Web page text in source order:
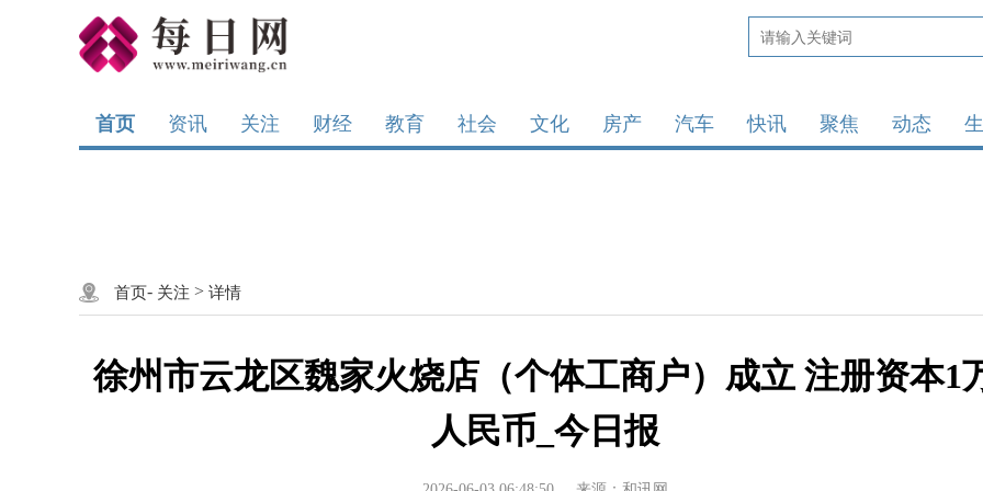
首页 资讯 关注 财经 教育 社会 文化 房产 汽车 快讯 聚焦 动态
首页- 关注 > 详情
徐州市云龙区魏家火烧店（个体工商户）成立 注册资本1
人民币_今日报